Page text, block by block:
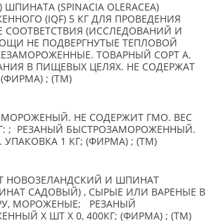
(SPINACIA OLERACEA)
(IQF) 5 КГ ДЛЯ ПРОВЕДЕНИЯ
СООТВЕТСТВИЯ (ИССЛЕДОВАНИЙ И
НЕ ПОДВЕРГНУТЫЕ ТЕПЛОВОЙ
ТОВАРНЫЙ СОРТ А.
В ПИЩЕВЫХ ЦЕЛЯХ. НЕ СОДЕРЖАТ
; (TM)
НЕ СОДЕРЖИТ ГМО. ВЕС
; РЕЗАНЫЙ БЫСТРОЗАМОРОЖЕННЫЙ.
1 КГ; (ФИРМА) ; (TM)
НОВОЗЕЛАНДСКИЙ И ШПИНАТ
САДОВЫЙ) , СЫРЫЕ ИЛИ ВАРЕНЫЕ В
МОРОЖЕНЫЕ; РЕЗАНЫЙ
X ШТ Х 0, 400КГ; (ФИРМА) ; (TM)